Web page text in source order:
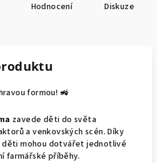
Hodnocení Diskuze
formou! 🚜
zavede děti do světa
a venkovských scén. Díky
děti mohou dotvářet jednotlivé
farmářské příběhy.